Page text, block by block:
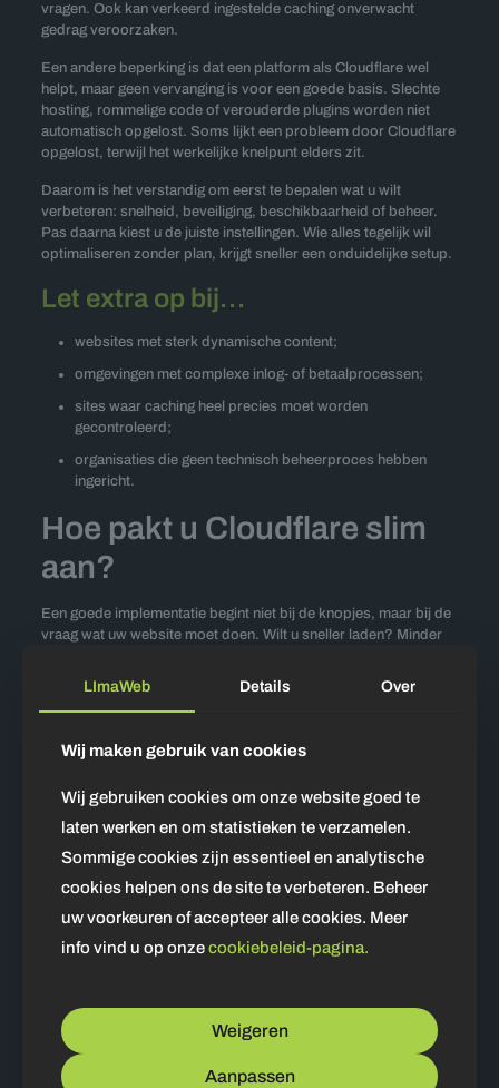
vragen. Ook kan verkeerd ingestelde caching onverwacht
gedrag veroorzaken.
Een andere beperking is dat een platform als Cloudflare wel
helpt, maar geen vervanging is voor een goede basis. Slechte
hosting, rommelige code of verouderde plugins worden niet
automatisch opgelost. Soms lijkt een probleem door Cloudflare
opgelost, terwijl het werkelijke knelpunt elders zit.
Daarom is het verstandig om eerst te bepalen wat u wilt
verbeteren: snelheid, beveiliging, beschikbaarheid of beheer.
Pas daarna kiest u de juiste instellingen. Wie alles tegelijk wil
optimaliseren zonder plan, krijgt sneller een onduidelijke setup.
Let extra op bij…
websites met sterk dynamische content;
omgevingen met complexe inlog- of betaalprocessen;
sites waar caching heel precies moet worden
gecontroleerd;
organisaties die geen technisch beheerproces hebben
ingericht.
Hoe pakt u Cloudflare slim
aan?
Een goede implementatie begint niet bij de knopjes, maar bij de
vraag wat uw website moet doen. Wilt u sneller laden? Minder
De juiste volgorde bespaart tijd en voorkomt fouten.
Breng de huidige situatie in kaart.
stabiliteit het belangrijkste doel is.
Stel de basis goed in.Denk aan DNS, SSL en een nette
de WAF en DDoS verdediging waar dat logisch is.
Test caching en uitzonderingen.Controleer formulieren,
inlogpagina’s en dynamische onderdelen.
Die aanpak klinkt eenvoudig, maar juist daar gaat het vaak mis:
men zet direct alles aan, zonder testplan. Dan wordt een
verbetering ineens een beheerprobleem.
LImaWeb Details Over
Wij maken gebruik van cookies
Wij gebruiken cookies om onze website goed te
laten werken en om statistieken te verzamelen.
Sommige cookies zijn essentieel en analytische
cookies helpen ons de site te verbeteren. Beheer
uw voorkeuren of accepteer alle cookies. Meer
info vind u op onzecookiebeleid-pagina.
Weigeren
Aanpassen